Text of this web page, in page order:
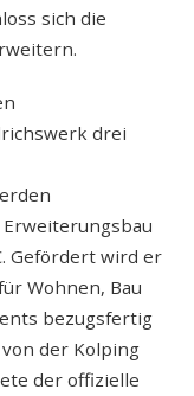
sich die
drei
Gefördert wird er
Wohnen, Bau
bezugsfertig
der Kolping
der offizielle